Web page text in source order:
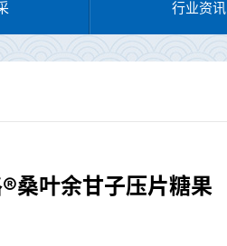
行业资讯
桑叶余甘子压片糖果